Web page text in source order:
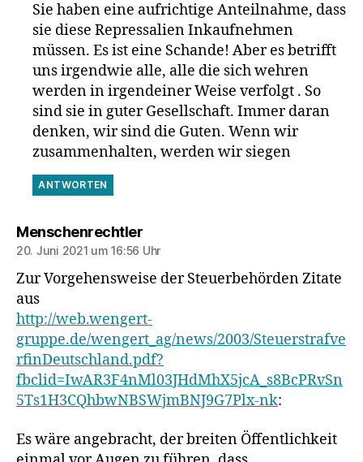
Sie haben eine aufrichtige Anteilnahme, dass
sie diese Repressalien Inkaufnehmen
müssen. Es ist eine Schande! Aber es betrifft
uns irgendwie alle, alle die sich wehren
werden in irgendeiner Weise verfolgt . So
sind sie in guter Gesellschaft. Immer daran
denken, wir sind die Guten. Wenn wir
zusammenhalten, werden wir siegen
ANTWORTEN
Menschenrechtlersagt:
20. Juni 2021 um 16:56 Uhr
Zur Vorgehensweise der Steuerbehörden Zitate
aus
http://web.wengert-
gruppe.de/wengert_ag/news/2003/Steuerstrafve
rfinDeutschland.pdf?
fbclid=IwAR3F4nMl03JHdMhX5jcA_s8BcPRvSn
5Ts1H3CQhbwNBSWjmBNJ9G7Plx-nk:
Es wäre angebracht, der breiten Öffentlichkeit